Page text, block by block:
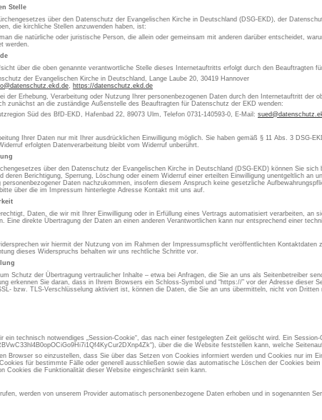
Stelle
über den Datenschutz der Evangelischen Kirche in Deutschland (DSG-EKD), der
die kirchliche Stellen anzuwenden haben, ist:
die natürliche oder juristische Person, die allein oder gemeinsam mit anderen darüber entscheidet,
werden.
über die oben genannte verantwortliche Stelle dieses Internetauftritts erfolgt durch den Beauftragten
der Evangelischen Kirche in Deutschland, Lange Laube 20, 30419 Hannover
, https://datenschutz.ekd.de
der Erhebung, Verarbeitung oder Nutzung Ihrer personenbezogenen Daten durch den Internetauftritt der
zunächst an die zuständige Außenstelle des Beauftragten für Datenschutz der EKD wenden:
Süd des BfD-EKD, Hafenbad 22, 89073 Ulm, Telefon 0731-140593-0, E-Mail:
Ihrer Daten nur mit Ihrer ausdrücklichen Einwilligung möglich. Sie haben gemäß § 11 Abs. 3 DSG-
erfolgten Datenverarbeitung bleibt vom Widerruf unberührt.
über den Datenschutz der Evangelischen Kirche in Deutschland (DSG-EKD) können Sie
deren Berichtigung, Sperrung, Löschung oder einem Widerruf einer erteilten Einwilligung unentgeltlich an
Daten nachzukommen, insofern diesem Anspruch keine gesetzliche
über die im Impressum hinterlegte Adresse Kontakt mit uns auf.
Daten, die wir mit Ihrer Einwilligung oder in Erfüllung eines Vertrags automatisiert verarbeiten, an
Eine direkte Übertragung der Daten an einen anderen Verantwortlichen kann nur entsprechend einer
wir hiermit der Nutzung von im Rahmen der Impressumspflicht veröffentlichten Kontaktdaten
dieses Widerspruchs behalten wir uns rechtliche Schritte vor.
Schutz der Übertragung vertraulicher Inhalte – etwa bei Anfragen, die Sie an uns als Seitenbetreiber
erkennen Sie daran, dass in Ihrem Browsers ein Schloss-Symbol und “https://” vor der Adresse dieser
bzw. TLS-Verschlüsselung aktiviert ist, können die Daten, die Sie an uns übermitteln, nicht von Dritten
ein technisch notwendiges „Session-Cookie“, das nach einer festgelegten Zeit gelöscht wird. Ein
über die die Website feststellen kann, welche
Browser so einzustellen, dass Sie über das Setzen von Cookies informiert werden und Cookies nur im
für bestimmte Fälle oder generell ausschließen sowie das automatische Löschen der Cookies
Cookies die Funktionalität dieser Website eingeschränkt sein kann.
werden von unserem Provider automatisch personenbezogene Daten erhoben und in sogenannten